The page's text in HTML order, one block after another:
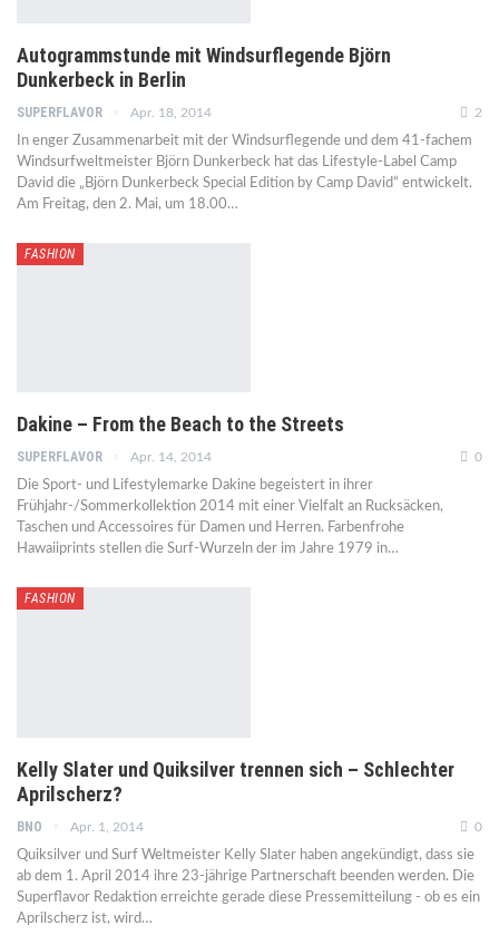
Autogrammstunde mit Windsurflegende Björn
Dunkerbeck in Berlin
SUPERFLAVOR Apr. 18, 2014 2
In enger Zusammenarbeit mit der Windsurflegende und dem 41-fachem
Windsurfweltmeister Björn Dunkerbeck hat das Lifestyle-Label Camp
David die „Björn Dunkerbeck Special Edition by Camp David“ entwickelt.
Am Freitag, den 2. Mai, um 18.00…
FASHION
Dakine – From the Beach to the Streets
SUPERFLAVOR Apr. 14, 2014 0
Die Sport- und Lifestylemarke Dakine begeistert in ihrer
Frühjahr-/Sommerkollektion 2014 mit einer Vielfalt an Rucksäcken,
Taschen und Accessoires für Damen und Herren. Farbenfrohe
Hawaiiprints stellen die Surf-Wurzeln der im Jahre 1979 in…
FASHION
Kelly Slater und Quiksilver trennen sich – Schlechter
Aprilscherz?
BNO Apr. 1, 2014 0
Quiksilver und Surf Weltmeister Kelly Slater haben angekündigt, dass sie
ab dem 1. April 2014 ihre 23-jährige Partnerschaft beenden werden. Die
Superflavor Redaktion erreichte gerade diese Pressemitteilung - ob es ein
Aprilscherz ist, wird…